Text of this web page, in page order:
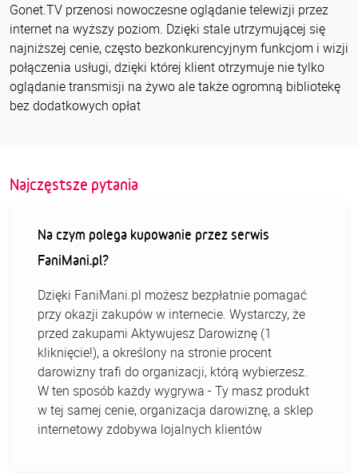
Gonet.TV przenosi nowoczesne oglądanie telewizji przez
internet na wyższy poziom. Dzięki stale utrzymującej się
najniższej cenie, często bezkonkurencyjnym funkcjom i wizji
połączenia usługi, dzięki której klient otrzymuje nie tylko
oglądanie transmisji na żywo ale także ogromną bibliotekę
bez dodatkowych opłat
Najczęstsze pytania
Na czym polega kupowanie przez serwis
FaniMani.pl?
Dzięki FaniMani.pl możesz bezpłatnie pomagać
przy okazji zakupów w internecie. Wystarczy, że
przed zakupami Aktywujesz Darowiznę (1
kliknięcie!), a określony na stronie procent
darowizny trafi do organizacji, którą wybierzesz.
W ten sposób każdy wygrywa - Ty masz produkt
w tej samej cenie, organizacja darowiznę, a sklep
internetowy zdobywa lojalnych klientów